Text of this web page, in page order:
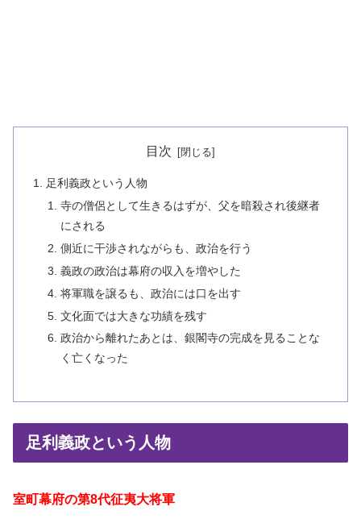
目次
足利義政という人物
寺の僧侶として生きるはずが、父を暗殺され後継者
にされる
側近に干渉されながらも、政治を行う
義政の政治は幕府の収入を増やした
将軍職を譲るも、政治には口を出す
文化面では大きな功績を残す
政治から離れたあとは、銀閣寺の完成を見ることな
く亡くなった
足利義政という人物
室町幕府の第8代征夷大将軍